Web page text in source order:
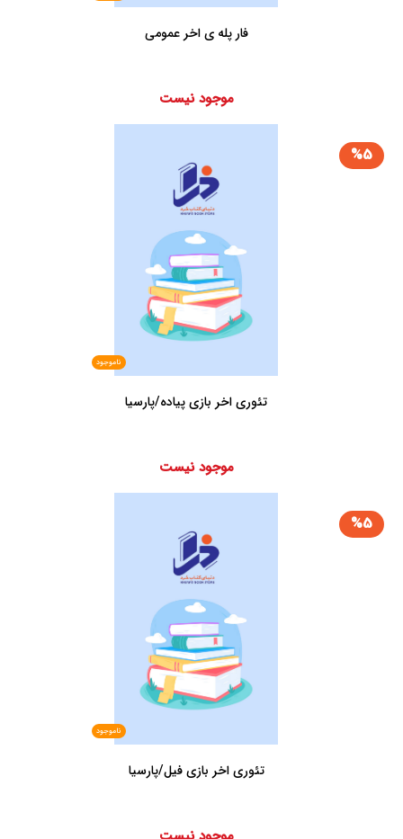
فار پله ی اخر عمومی
موجود نیست
%5
ناموجود
تئوری اخر بازی پیاده/پارسیا
موجود نیست
%5
ناموجود
تئوری اخر بازی فیل/پارسیا